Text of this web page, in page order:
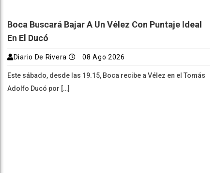
Boca Buscará Bajar A Un Vélez Con Puntaje Ideal
En El Ducó
Diario De Rivera 08 Ago 2026
Este sábado, desde las 19.15, Boca recibe a Vélez en el Tomás
Adolfo Ducó por […]